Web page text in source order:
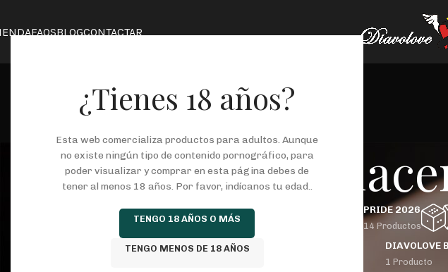
¿Tienes 18 años?
Esta web comercializa productos para adultos. Aunque
no existe ningún tipo de contenido pornográfico, para
poder visualizar y comprar en esta página debes de
tener al menos 18 años. Por favor, indícanos tu edad..
TENGO 18 AÑOS O MÁS
TENGO MENOS DE 18 AÑOS
FAQSBLOGCONTACTAR
JUEGOS ERÓTICOS KITS
25 Productos
PRIDE 2026
14 Productos
DIAVOLOVE
1 Producto